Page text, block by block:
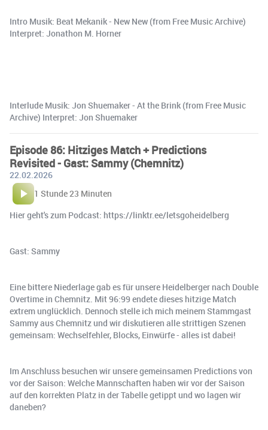
Intro Musik: Beat Mekanik - New New (from Free Music Archive)
Interpret: Jonathon M. Horner
Interlude Musik: Jon Shuemaker - At the Brink (from Free Music
Archive) Interpret: Jon Shuemaker
Episode 86: Hitziges Match + Predictions
Revisited - Gast: Sammy (Chemnitz)
22.02.2026
1 Stunde 23 Minuten
Hier geht's zum Podcast: https://linktr.ee/letsgoheidelberg
Gast: Sammy
Eine bittere Niederlage gab es für unsere Heidelberger nach Double
Overtime in Chemnitz. Mit 96:99 endete dieses hitzige Match
extrem unglücklich. Dennoch stelle ich mich meinem Stammgast
Sammy aus Chemnitz und wir diskutieren alle strittigen Szenen
gemeinsam: Wechselfehler, Blocks, Einwürfe - alles ist dabei!
Im Anschluss besuchen wir unsere gemeinsamen Predictions von
vor der Saison: Welche Mannschaften haben wir vor der Saison
auf den korrekten Platz in der Tabelle getippt und wo lagen wir
daneben?